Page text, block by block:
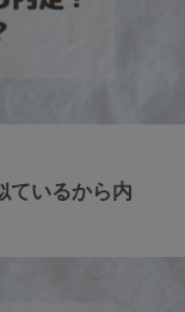
ているから内